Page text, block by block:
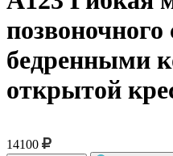
позвоночного
бедренными
открытой
14100